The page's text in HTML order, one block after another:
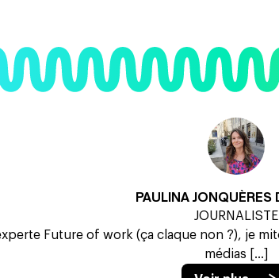
PAULINA JONQUÈRES
JOURNALISTE
Future of work (ça claque non ?), je
médias [...]